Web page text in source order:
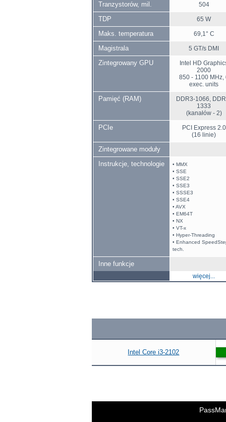
Tranzystorów, mil. 504
TDP 65 W
Maks. temperatura 69,1° C
Magistrala 5 GT/s DMI
Zintegrowany GPU
Intel HD
2000
850 - 1100 MHz,
exec. units
Pamięć (RAM)
DDR3-1066,
1333
(kanałów - 2)
PCIe
PCI Express 2.0
(16 linie)
Zintegrowane moduły
Instrukcje, technologie
• MMX
• SSE
• SSE2
• SSE3
• SSSE3
• SSE4
• AVX
• EM64T
• NX
• VT-x
• Hyper-Threading
• Enhanced
tech.
Inne funkcje
więcej...
Intel Core i3-2102